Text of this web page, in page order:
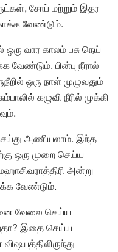
சோப் மற்றும் இதர
வேண்டும்.
வார காலம் பசு நெய்
பின்பு நீரால்
ஒரு நாள் முழுவதும்
கழுவி நீரில் முக்கி
அணியலாம். இந்த
ஒரு முறை செய்ய
அன்று
வேண்டும்.
வேலை செய்ய
இதை செய்ய